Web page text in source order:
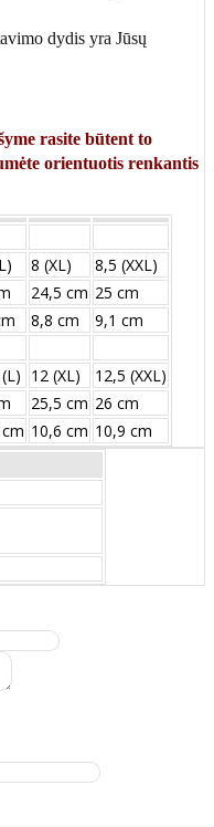
dydis yra Jūsų
rasite būtent to
orientuotis renkantis
8 (XL)
8,5 (XXL)
24,5 cm 25 cm
8,8 cm
9,1 cm
12 (XL)
12,5 (XXL)
25,5 сm 26 сm
10,6 сm 10,9 сm